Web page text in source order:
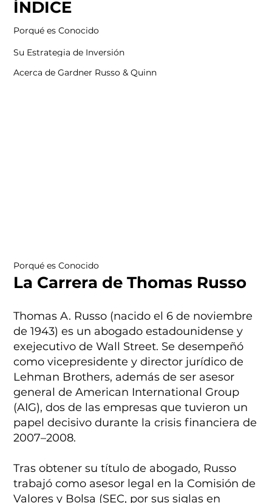
Porqué es Conocido
La Carrera de Thomas Russo
Thomas A. Russo (nacido el 6 de noviembre
de 1943) es un abogado estadounidense y
exejecutivo de Wall Street. Se desempeñó
como vicepresidente y director jurídico de
Lehman Brothers, además de ser asesor
general de American International Group
(AIG), dos de las empresas que tuvieron un
papel decisivo durante la crisis financiera de
2007–2008.
Tras obtener su título de abogado, Russo
trabajó como asesor legal en la Comisión de
Valores y Bolsa (SEC, por sus siglas en
ÍNDICE
Porqué es Conocido
Su Estrategia de Inversión
Acerca de Gardner Russo & Quinn